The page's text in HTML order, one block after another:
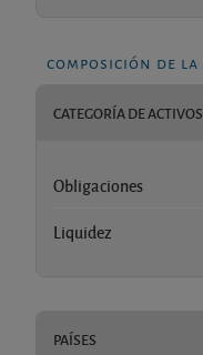
composición de
CATEGORÍA DE ACTIVOS
Obligaciones
Liquidez
PAÍSES